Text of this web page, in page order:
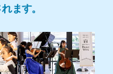
ます。